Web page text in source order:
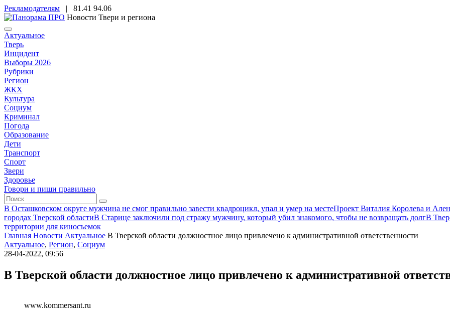
Рекламодателям | 81.41 94.06
Новости Твери и региона
Актуальное
Тверь
Инцидент
Выборы 2026
Рубрики
Регион
ЖКХ
Культура
Социум
Криминал
Погода
Образование
Дети
Транспорт
Спорт
Звери
Здоровье
Говори и пиши правильно
В Осташковском округе мужчина не смог правильно завести квадроцикл, упал и умер на местеПроект Виталия Королева и
городах Тверской областиВ Старице заключили под стражу мужчину, который убил знакомого, чтобы не возвращать долгВ
территории для киносъемок
Главная Новости Актуальное В Тверской области должностное лицо привлечено к административной ответственности
Актуальное, Регион, Социум
28-04-2022, 09:56
В Тверской области должностное лицо привлечено к административной
www.kommersant.ru